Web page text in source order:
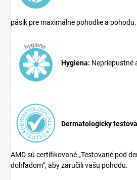
pásik pre maximálne pohodlie a pohodu.
Hygiena: Nepriepustné
Dermatologicky
AMD sú certifikované „Testované pod
dohľadom“, aby zaručili vašu pohodu.